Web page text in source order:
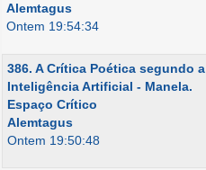
Alemtagus
Ontem 19:54:34
386. A Crítica Poética segundo a
Inteligência Artificial - Manela.
Espaço Crítico
Alemtagus
Ontem 19:50:48